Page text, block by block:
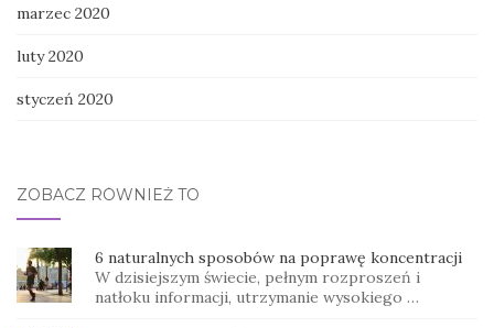
marzec 2020
luty 2020
styczeń 2020
ZOBACZ RÓWNIEŻ TO
6 naturalnych sposobów na poprawę koncentracji
W dzisiejszym świecie, pełnym rozproszeń i
natłoku informacji, utrzymanie wysokiego …